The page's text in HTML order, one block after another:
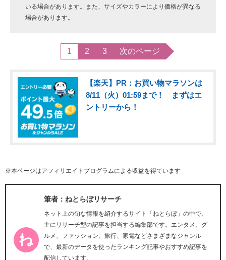
いる場合があります。また、サイズやカラーにより価格が異なる
場合があります。
1 2 3 次のページ
【楽天】PR：お買い物マラソンは
8/11（火）01:59まで！ まずはエ
ントリーから！
※本ページはアフィリエイトプログラムによる収益を得ています
筆者：ねとらぼリサーチ
ネット上の旬な情報を紹介するサイト「ねとらぼ」の中で、
主にリサーチ型の記事を担当する編集部です。エンタメ、グ
ルメ、ファッション、旅行、家電などさまざまなジャンル
で、最新のデータを使ったランキング記事やおすすめ記事を
配信しています。